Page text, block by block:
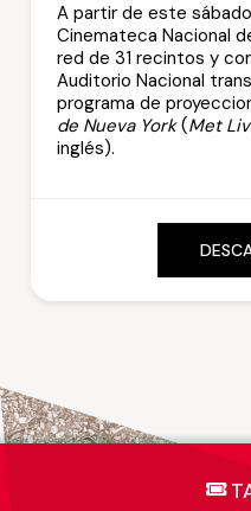
A partir de este
Cinemateca Nacional
red de 31 recintos y
Auditorio Nacional
programa de
de Nueva York(Met
inglés).